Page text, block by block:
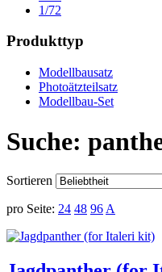
1/72
Produkttyp
Modellbausatz
Photoätzteilsatz
Modellbau-Set
Suche:
Sortieren
pro Seite: 24 48 96 A